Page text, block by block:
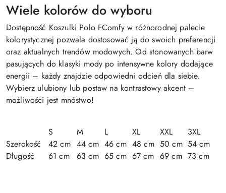
Wiele kolorów do wyboru
Dostępność Koszulki Polo FComfy w różnorodnej palecie
kolorystycznej pozwala dostosować ją do swoich preferencji
oraz aktualnych trendów modowych. Od stonowanych barw
pasujących do klasyki mody po intensywne kolory dodające
energii – każdy znajdzie odpowiedni odcień dla siebie.
Wybierz ulubiony lub postaw na kontrastowy akcent –
możliwości jest mnóstwo!
S M L XL XXL
3XL
Szerokość
42 cm 44 cm 46 cm 48 cm 50 cm 54 cm
Długość
61 cm 63 cm 65 cm 67 cm 69 cm 73 cm